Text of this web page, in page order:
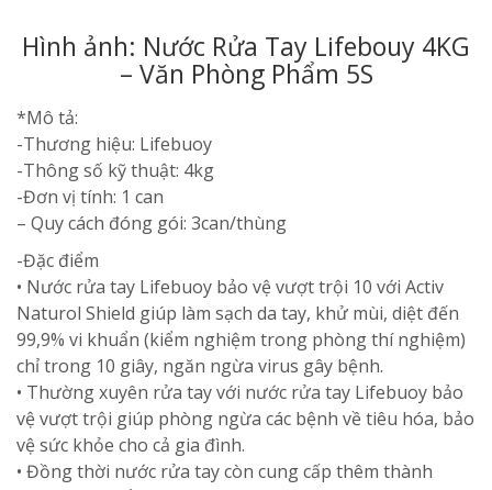
Hình ảnh: Nước Rửa Tay Lifebouy 4KG
– Văn Phòng Phẩm 5S
*Mô tả:
-Thương hiệu: Lifebuoy
-Thông số kỹ thuật: 4kg
-Đơn vị tính: 1 can
– Quy cách đóng gói: 3can/thùng
-Đặc điểm
• Nước rửa tay Lifebuoy bảo vệ vượt trội 10 với Activ
Naturol Shield giúp làm sạch da tay, khử mùi, diệt đến
99,9% vi khuẩn (kiểm nghiệm trong phòng thí nghiệm)
chỉ trong 10 giây, ngăn ngừa virus gây bệnh.
• Thường xuyên rửa tay với nước rửa tay Lifebuoy bảo
vệ vượt trội giúp phòng ngừa các bệnh về tiêu hóa, bảo
vệ sức khỏe cho cả gia đình.
• Đồng thời nước rửa tay còn cung cấp thêm thành